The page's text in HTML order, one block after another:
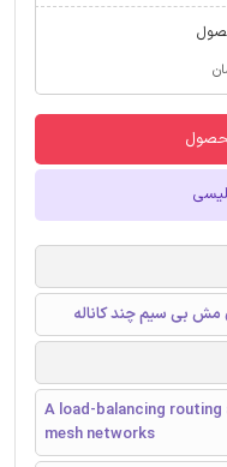
مش بی سیم چند کاناله
A load-balancing
mesh networks